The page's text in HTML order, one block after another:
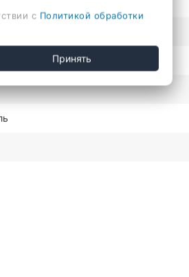
с Политикой обработки
Принять